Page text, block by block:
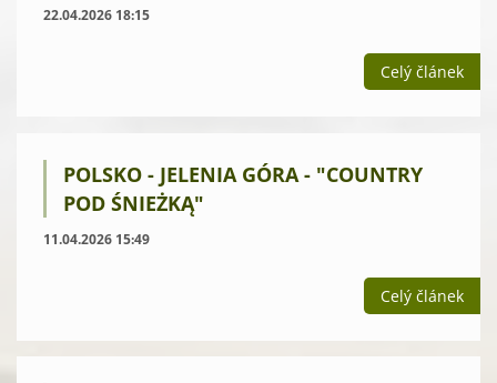
22.04.2026 18:15
Celý článek
POLSKO - JELENIA GÓRA - "COUNTRY
POD ŚNIEŻKĄ"
11.04.2026 15:49
Celý článek